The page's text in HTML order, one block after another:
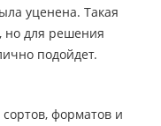
уценена. Такая
но для решения
подойдет.
форматов и